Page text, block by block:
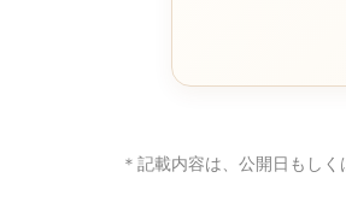
＊記載内容は、公開日もし